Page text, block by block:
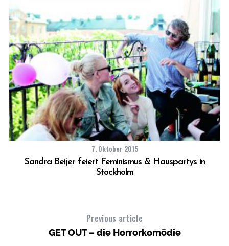
7. Oktober 2015
Sandra Beijer feiert Feminismus & Hauspartys in
Stockholm
Previous article
GET OUT – die Horrorkomödie
r
c
h
f
: